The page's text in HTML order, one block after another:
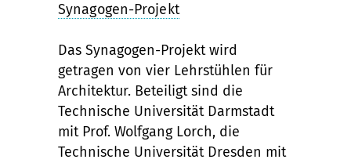
Synagogen-Projekt
Das Synagogen-Projekt wird
getragen von vier Lehrstühlen für
Architektur. Beteiligt sind die
Technische Universität Darmstadt
mit Prof. Wolfgang Lorch, die
Technische Universität Dresden mit